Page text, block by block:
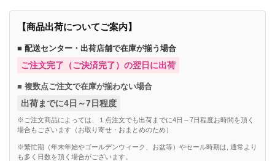
【商品出荷についてご案内】
■ 配送センター・出荷店舗で在庫が揃う場合
ご注文完了（ご決済完了）の翌日に出荷
■ 複数点ご注文で在庫が揃わない場合
出荷までに4日～7日程度
※ご注文商品によっては、１点注文でも出荷までに4日～7日程度お時間を頂く
場合もございます（お取り寄せ・おまとめのため）
※繁忙期（年末年始やゴールデンウィーク、お盆等）やセール時期は, 通常より
も多く日数を頂く場合がございます。